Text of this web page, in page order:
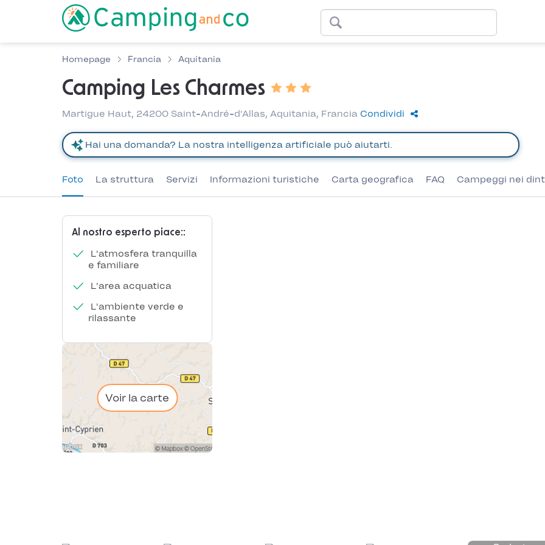
Homepage Francia Aquitania
Camping Les Charmes
Martigue Haut, 24200 Saint-André-d'Allas, Aquitania, Francia Condividi
Foto La struttura Servizi Informazioni turistiche Carta geografica FAQ Campeggi nei
Al nostro esperto piace::
L'atmosfera tranquilla
e familiare
L'area acquatica
L'ambiente verde e
rilassante
Voir la carte